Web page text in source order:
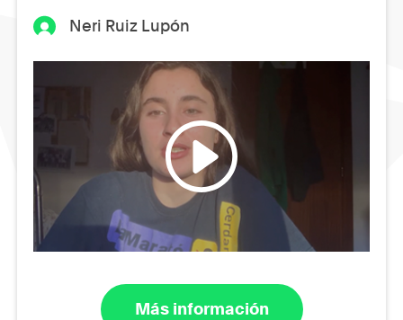
Neri Ruiz Lupón
Más información